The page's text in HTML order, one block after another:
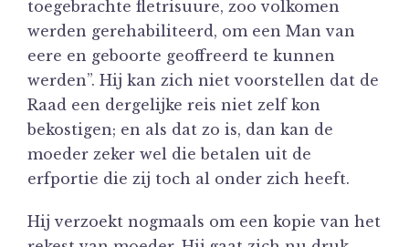
toegebrachte fletrisuure, zoo volkomen
werden gerehabiliteerd, om een Man van
eere en geboorte geoffreerd te kunnen
werden”. Hij kan zich niet voorstellen dat de
Raad een dergelijke reis niet zelf kon
bekostigen; en als dat zo is, dan kan de
moeder zeker wel die betalen uit de
erfportie die zij toch al onder zich heeft.
Hij verzoekt nogmaals om een kopie van het